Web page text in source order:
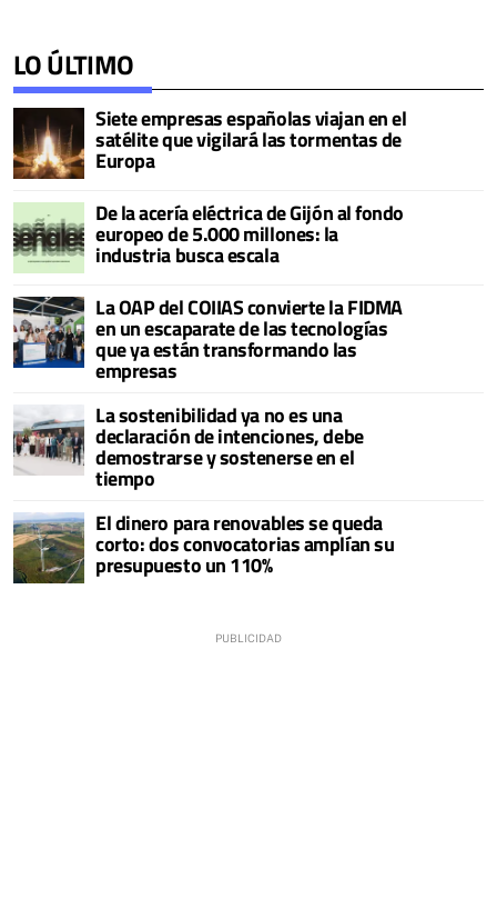
LO ÚLTIMO
Siete empresas españolas viajan en el
satélite que vigilará las tormentas de
Europa
De la acería eléctrica de Gijón al fondo
europeo de 5.000 millones: la
industria busca escala
La OAP del COIIAS convierte la FIDMA
en un escaparate de las tecnologías
que ya están transformando las
empresas
La sostenibilidad ya no es una
declaración de intenciones, debe
demostrarse y sostenerse en el
tiempo
El dinero para renovables se queda
corto: dos convocatorias amplían su
presupuesto un 110%